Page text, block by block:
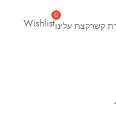
קשרקצת עלינוWishlist